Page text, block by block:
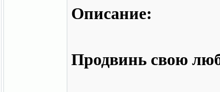
Описание:
Продвинь свою